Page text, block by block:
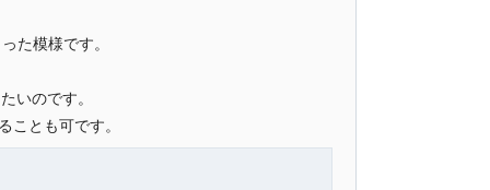
た模様です。
いのです。
ことも可です。